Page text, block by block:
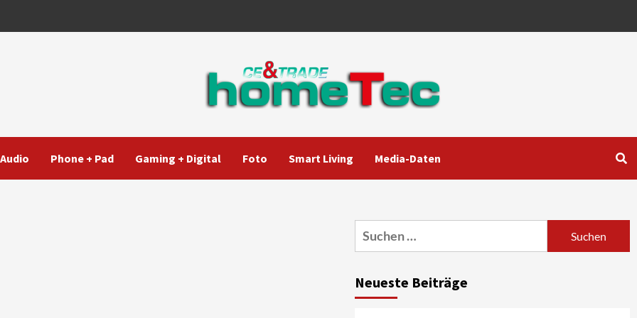
Audio Phone + Pad Gaming + Digital Foto Smart Living Media-Daten
Suchen
nach:
Neueste Beiträge
Marantz erweitert sein
4
News aus dem Internet
55-Zoll Fernsehgeräte